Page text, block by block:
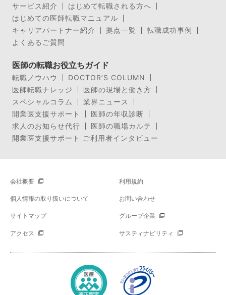
サービス紹介
はじめて転職される方へ
はじめての医師転職マニュアル
キャリアパートナー紹介
拠点一覧
転職成功事例
よくあるご質問
医師の転職お役立ちガイド
転職ノウハウ
DOCTOR’S COLUMN
医師転職ナレッジ
医師の現場と働き方
スペシャルコラム
業界ニュース
開業医支援サポート
医師の年収診断
求人のお知らせ代行
医師の職場カルテ
開業医支援サポート ご利用者インタビュー
会社概要 利用規約
個人情報の取り扱いについて お問い合わせ
サイトマップ グループ企業
アクセス サスティナビリティ